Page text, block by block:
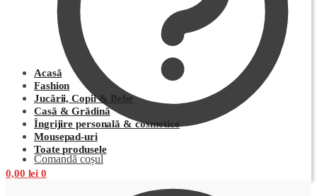
Comandă coșul
Acasă
Fashion
Jucării, Copii & Bebe
Casă & Grădină
Îngrijire personală & cosmetice
Mousepad-uri
Toate produsele
0,00 lei 0